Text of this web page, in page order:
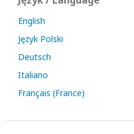
English
Język Polski
Deutsch
Italiano
Français (France)